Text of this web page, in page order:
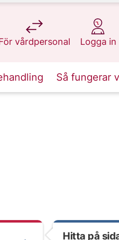
vårdpersonal
på 1177.se
Logga in
på 1177.se
Så fungerar
Hitta på